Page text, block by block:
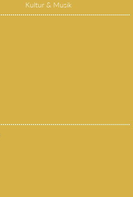
Kultur & Musik